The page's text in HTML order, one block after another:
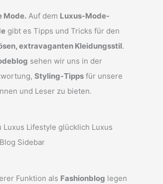
Mode. Auf dem Luxus-Mode-
gibt es Tipps und Tricks für den
extravaganten Kleidungsstil.
sehen wir uns in der
Styling-Tipps für unsere
und Leser zu bieten.
Funktion als Fashionblog legen